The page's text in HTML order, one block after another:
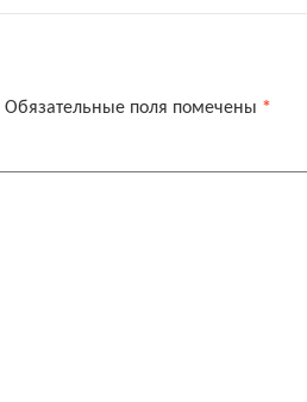
Обязательные поля помечены *